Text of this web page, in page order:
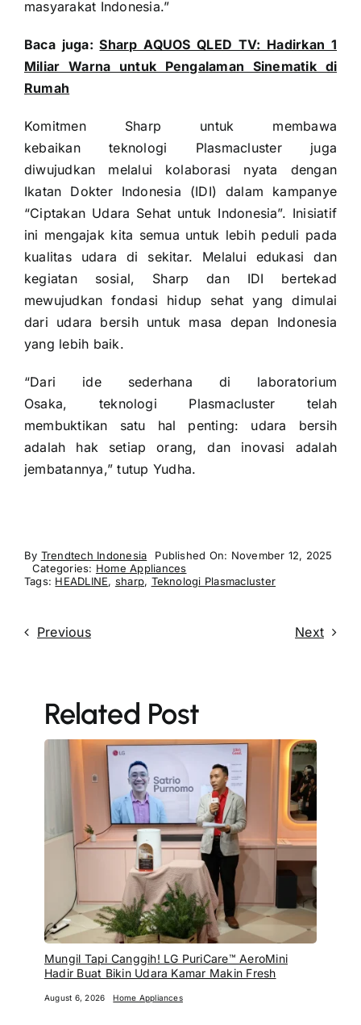
masyarakat Indonesia.”
Baca juga:Sharp AQUOS QLED TV: Hadirkan 1
Miliar Warna untuk Pengalaman Sinematik di
Rumah
Komitmen Sharp untuk membawa
kebaikan teknologi Plasmacluster juga
diwujudkan melalui kolaborasi nyata dengan
Ikatan Dokter Indonesia (IDI) dalam kampanye
“Ciptakan Udara Sehat untuk Indonesia”. Inisiatif
ini mengajak kita semua untuk lebih peduli pada
kualitas udara di sekitar. Melalui edukasi dan
kegiatan sosial, Sharp dan IDI bertekad
mewujudkan fondasi hidup sehat yang dimulai
dari udara bersih untuk masa depan Indonesia
yang lebih baik.
“Dari ide sederhana di laboratorium
Osaka, teknologi Plasmacluster telah
membuktikan satu hal penting: udara bersih
adalah hak setiap orang, dan inovasi adalah
jembatannya,” tutup Yudha.
By Trendtech Indonesia
Published On: November 12, 2025
Categories: Home Appliances
Tags: HEADLINE, sharp, Teknologi Plasmacluster
Previous Next
Related Post
Mungil Tapi Canggih! LG PuriCare™ AeroMini
Hadir Buat Bikin Udara Kamar Makin Fresh
August 6, 2026 Home Appliances